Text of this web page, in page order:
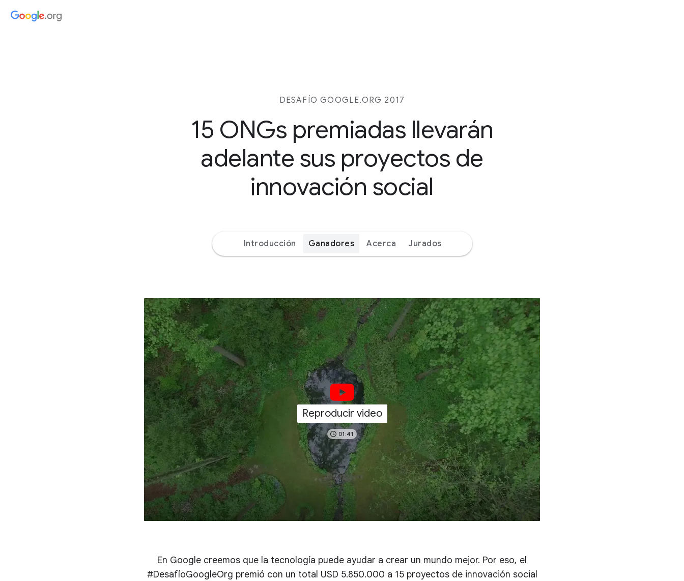
DESAFÍO GOOGLE.ORG 2017
15 ONGs premiadas llevarán
adelante sus proyectos de
innovación social
Introducción Ganadores Acerca Jurados
Reproducir video
01:41
En Google creemos que la tecnología puede ayudar a crear un mundo mejor. Por eso, el
#DesafíoGoogleOrg premió con un total USD 5.850.000 a 15 proyectos de innovación social